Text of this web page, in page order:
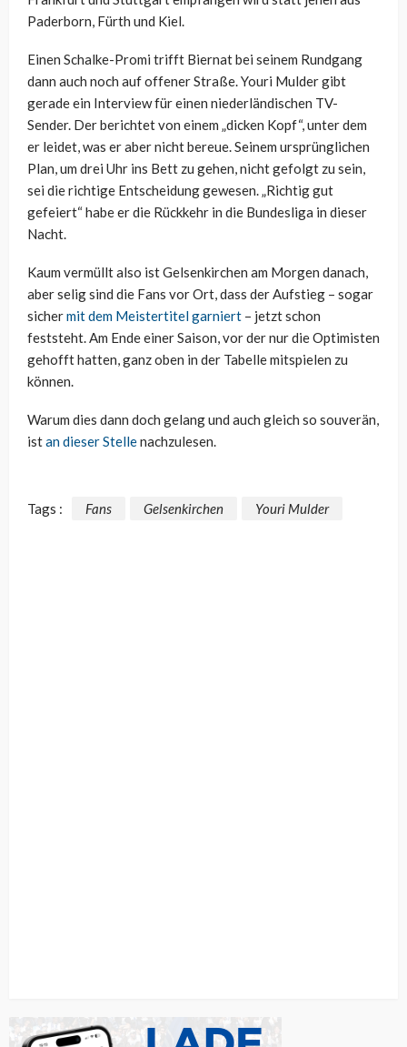
Paderborn, Fürth und Kiel.
Einen Schalke-Promi trifft Biernat bei seinem Rundgang
dann auch noch auf offener Straße. Youri Mulder gibt
gerade ein Interview für einen niederländischen TV-
Sender. Der berichtet von einem „dicken Kopf“, unter dem
er leidet, was er aber nicht bereue. Seinem ursprünglichen
Plan, um drei Uhr ins Bett zu gehen, nicht gefolgt zu sein,
sei die richtige Entscheidung gewesen. „Richtig gut
gefeiert“ habe er die Rückkehr in die Bundesliga in dieser
Nacht.
Kaum vermüllt also ist Gelsenkirchen am Morgen danach,
aber selig sind die Fans vor Ort, dass der Aufstieg – sogar
sichermit dem Meistertitel garniert – jetzt schon
feststeht. Am Ende einer Saison, vor der nur die Optimisten
gehofft hatten, ganz oben in der Tabelle mitspielen zu
können.
Warum dies dann doch gelang und auch gleich so souverän,
istan dieser Stellenachzulesen.
Tags : Fans Gelsenkirchen Youri Mulder